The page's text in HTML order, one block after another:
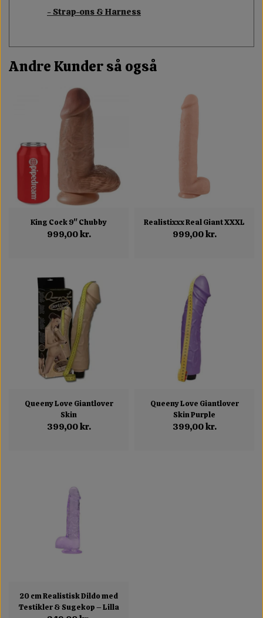
- Strap-ons & Harness
Andre Kunder så også
King Cock 9" Chubby
999,00 kr.
Realistixxx Real Giant XXXL
999,00 kr.
Queeny Love Giantlover
Skin
399,00 kr.
Queeny Love Giantlover
Skin Purple
399,00 kr.
20 cm Realistisk Dildo med
Testikler & Sugekop – Lilla